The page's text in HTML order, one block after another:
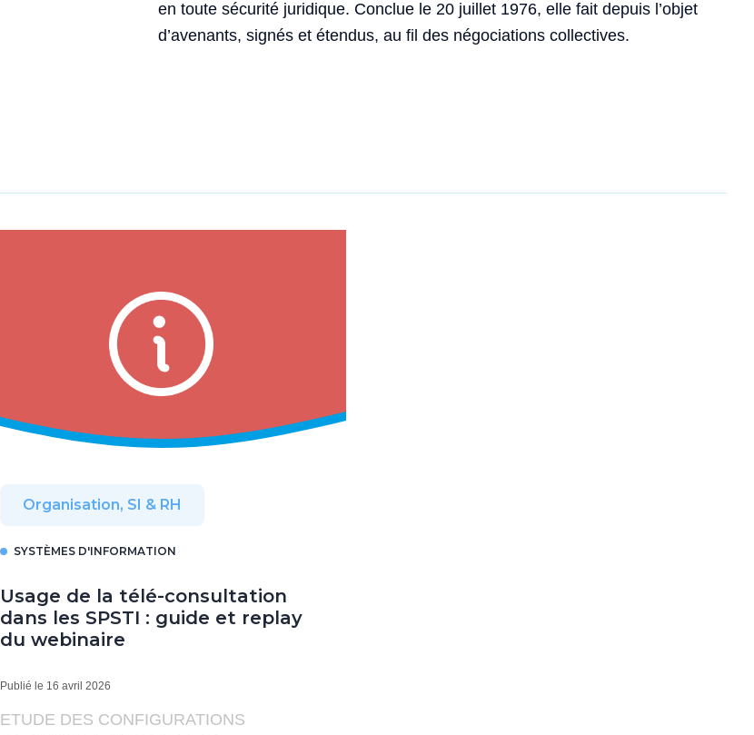
en toute sécurité juridique. Conclue le 20 juillet 1976, elle fait depuis l’objet
d’avenants, signés et étendus, au fil des négociations collectives.
Organisation, SI & RH
SYSTÈMES D'INFORMATION
Usage de la télé-consultation
dans les SPSTI : guide et replay
du webinaire
Publié le 16 avril 2026
ETUDE DES CONFIGURATIONS